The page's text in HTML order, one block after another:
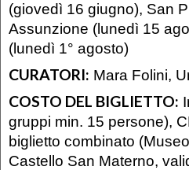
(giovedì 16 giugno), San
Assunzione (lunedì 15
(lunedì 1° agosto)
CURATORI: Mara Folini,
COSTO DEL BIGLIETTO:
gruppi min. 15 persone),
biglietto combinato
Castello San Materno,